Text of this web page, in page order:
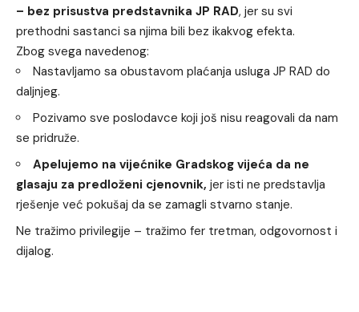
– bez prisustva predstavnika JP RAD, jer su svi
prethodni sastanci sa njima bili bez ikakvog efekta.
Zbog svega navedenog:
Nastavljamo sa obustavom plaćanja usluga JP RAD do
daljnjeg.
Pozivamo sve poslodavce koji još nisu reagovali da nam
se pridruže.
Apelujemo na vijećnike Gradskog vijeća da ne
glasaju za predloženi cjenovnik, jer isti ne predstavlja
rješenje već pokušaj da se zamagli stvarno stanje.
Ne tražimo privilegije – tražimo fer tretman, odgovornost i
dijalog.